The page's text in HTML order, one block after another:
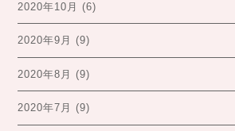
2020年10月 (6)
2020年9月 (9)
2020年8月 (9)
2020年7月 (9)